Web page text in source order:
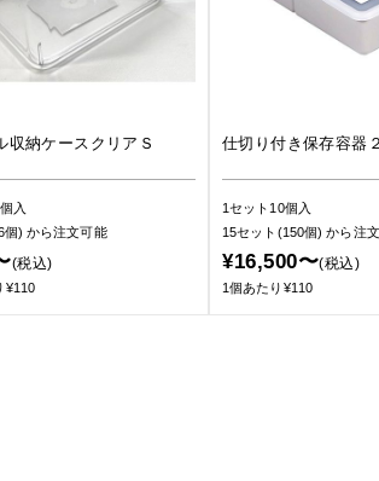
収納ケースクリアＳ
入
個) から注文可能
(税込)
¥110
仕切り付き保存容器２
1セット10個入
15セット(150個)から注
¥16,500〜(税込)
1個あたり¥110